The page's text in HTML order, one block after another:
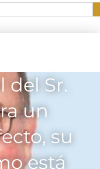
del Sr.
un
su
está